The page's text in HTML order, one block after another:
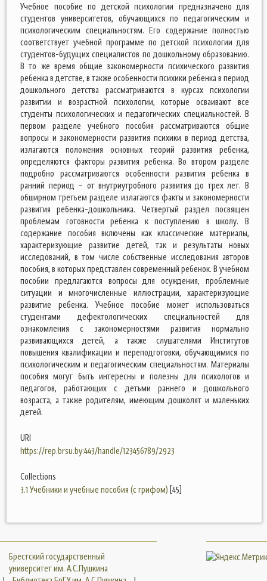
Учебное пособие по детской психологии предназначено для
студентов университетов, обучающихся по педагогическим и
психологическим специальностям. Его содержание полностью
соответствует учебной программе по детской психологии для
студентов-будущих специалистов по дошкольному образованию.
В то же время общие закономерности психического развития
ребенка в детстве, в также особенности психики ребенка в период
дошкольного детства рассматриваются в курсах психологии
развитии и возрастной психологии, которые осваивают все
студенты психологических и педагогических специальностей. В
первом разделе учебного пособия рассматриваются общие
вопросы и закономерности развития психики в период детства,
излагаются положения основных теорий развития ребенка,
определяются факторы развития ребенка. Во втором разделе
подробно рассматриваются особенности развития ребенка в
ранний период – от внутриутробного развития до трех лет. В
обширном третьем разделе излагаются факты и закономерности
развития ребенка-дошкольника. Четвертый раздел посвящен
проблемам готовности ребенка к поступлению в школу. В
содержание пособия включены как классические материалы,
характеризующие развитие детей, так и результаты новых
исследований, в том числе собственные исследования авторов
пособия, в которых представлен современный ребенок. В учебном
пособии предлагаются вопросы для осуждения, проблемные
ситуации и многочисленные иллюстрации, характеризующие
развитие ребенка. Учебное пособие может использоваться
студентами дефектологических специальностей для
ознакомления с закономерностями развития нормально
развивающихся детей, а также слушателями Институтов
повышения квалификации и переподготовки, обучающимися по
психологическим и педагогическим специальностям. Материалы
пособия могут быть интересны и полезны для психологов и
педагогов, работающих с детьми раннего и дошкольного
возраста, а также родителям, имеющим дошколят и маленьких
детей.
URI
https://rep.brsu.by:443/handle/123456789/2923
Collections
3.1 Учебники и учебные пособия (с грифом) [45]
Брестский государственный
университет им. А.С.Пушкина